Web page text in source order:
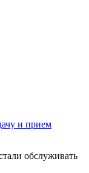
и прием
обслуживать